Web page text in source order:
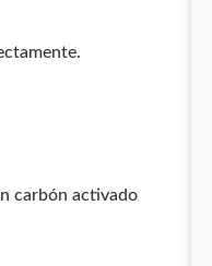
carbón activado